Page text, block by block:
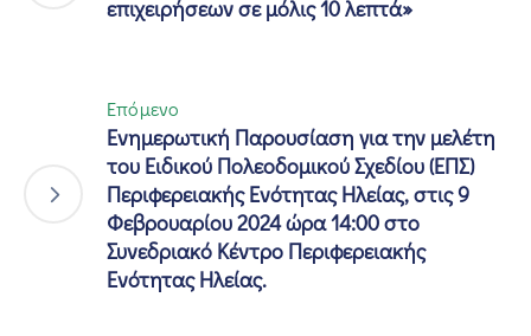
επιχειρήσεων σε μόλις 10 λεπτά»
Επόμενο
Ενημερωτική Παρουσίαση για την μελέτη
του Ειδικού Πολεοδομικού Σχεδίου (ΕΠΣ)
Περιφερειακής Ενότητας Ηλείας, στις 9
Φεβρουαρίου 2024 ώρα 14:00 στο
Συνεδριακό Κέντρο Περιφερειακής
Ενότητας Ηλείας.